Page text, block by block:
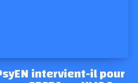
intervient-il pour